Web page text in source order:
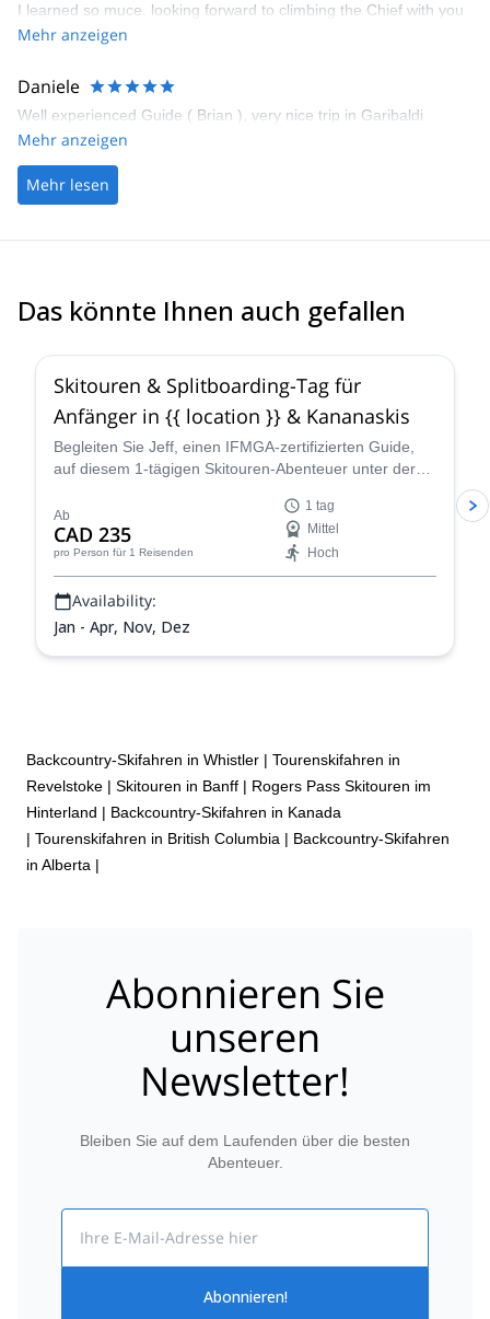
I learned so muce. looking forward to climbing the Chief with you
next year!
Mehr anzeigen
Daniele
Well experienced Guide ( Brian ), very nice trip in Garibaldi
Mehr anzeigen
Mehr lesen
Das könnte Ihnen auch gefallen
4.4
Skitouren & Splitboarding-Tag für
Anfänger in {{ location }} & Kananaskis
Begleiten Sie Jeff, einen IFMGA-zertifizierten Guide,
auf diesem 1-tägigen Skitouren-Abenteuer unter der
Ab
CAD 235
pro Person für 1 Reisenden
1 tag
Mittel
Hoch
Availability:
Jan - Apr, Nov, Dez
Backcountry-Skifahren in Whistler | Tourenskifahren in
Revelstoke | Skitouren in Banff | Rogers Pass Skitouren im
Hinterland | Backcountry-Skifahren in Kanada
| Tourenskifahren in British Columbia | Backcountry-Skifahren
in Alberta |
Abonnieren Sie
unseren
Newsletter!
Bleiben Sie auf dem Laufenden über die besten
Abenteuer.
Abonnieren!